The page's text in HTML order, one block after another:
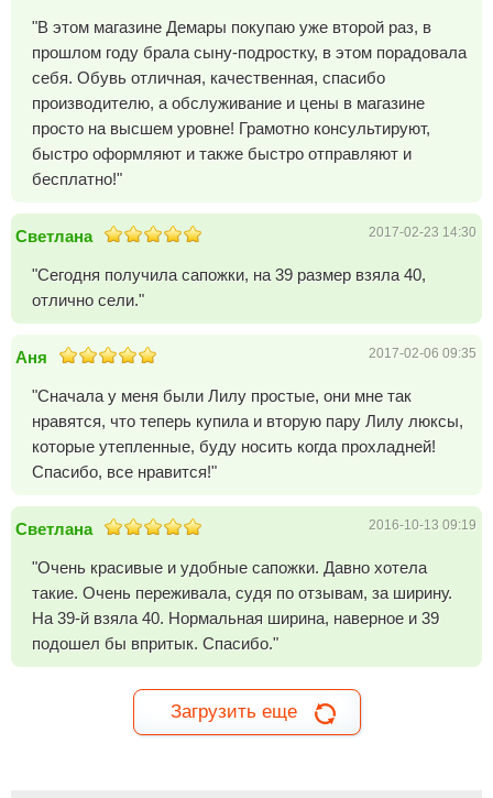
"В этом магазине Демары покупаю уже второй раз, в
прошлом году брала сыну-подростку, в этом порадовала
себя. Обувь отличная, качественная, спасибо
производителю, а обслуживание и цены в магазине
просто на высшем уровне! Грамотно консультируют,
быстро оформляют и также быстро отправляют и
бесплатно!"
Светлана 2017-02-23 14:30
"Сегодня получила сапожки, на 39 размер взяла 40,
отлично сели."
Аня 2017-02-06 09:35
"Сначала у меня были Лилу простые, они мне так
нравятся, что теперь купила и вторую пару Лилу люксы,
которые утепленные, буду носить когда прохладней!
Спасибо, все нравится!"
Светлана 2016-10-13 09:19
"Очень красивые и удобные сапожки. Давно хотела
такие. Очень переживала, судя по отзывам, за ширину.
На 39-й взяла 40. Нормальная ширина, наверное и 39
подошел бы впритык. Спасибо."
Загрузить еще